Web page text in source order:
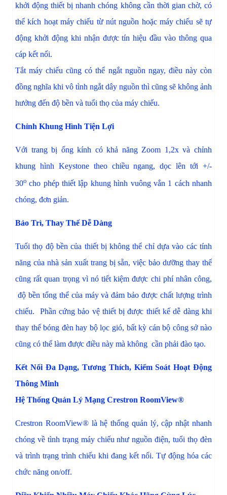
khởi động thiết bị nhanh chóng không cần thời gian chờ, có
thể kích hoạt máy chiếu từ nút nguồn hoặc máy chiếu sẽ tự
động khởi động khi nhận được tín hiệu đầu vào thông qua
cáp kết nối.
Tắt máy chiếu cũng có thể ngắt nguồn ngay, điều này còn
đồng nghĩa khi vô tình ngắt dây nguồn thì cũng sẽ không ảnh
hưởng đến độ bền và tuổi thọ của máy chiếu.
Chỉnh Khung Hình Tiện Lợi
Với trang bị ống kính có khả năng Zoom 1,2x và chỉnh
khung hình Keystone theo chiều ngang, dọc lên tới +/-
30o cho phép thiết lập khung hình vuông vắn 1 cách nhanh
chóng, đơn giản.
Bảo Trì, Thay Thế Dễ Dàng
Tuổi thọ độ bền của thiết bị không thể chỉ dựa vào các tính
năng của nhà sản xuất trang bị sẵn, việc bảo dưỡng thay thế
cũng rất quan trọng vì nó tiết kiệm được chi phí nhân công,
độ bền tổng thể của máy và đảm bảo được chất lượng trình
chiếu. Phần cứng bảo vệ thiết bị được thiết kế dễ dàng khi
thay thế bóng đèn hay bộ lọc gió, bất kỳ cán bộ công sở nào
cũng có thể làm được điều này mà không cần phải đào tạo.
Kết Nối Đa Dạng, Tương Thích, Kiểm Soát Hoạt Động
Thông Minh
Hệ Thống Quản Lý Mạng Crestron RoomView®
Crestron RoomView® là hệ thống quản lý, cập nhật nhanh
chóng về tình trạng máy chiếu như nguồn điện, tuổi thọ đèn
và trình trạng trình chiếu khi đang kết nối. Tự động hóa các
chức năng on/off.